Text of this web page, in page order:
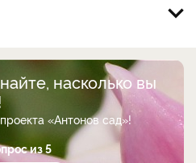
насколько вы
«Антонов сад»!
из 5